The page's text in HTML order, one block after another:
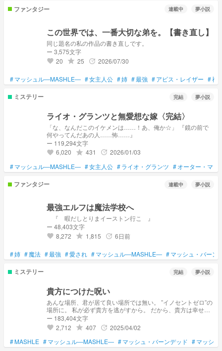
ファンタジー 連載中 夢小説
この世界では、一番大切な弟を。【書き直し】
同じ題名の私の作品の書き直しです。
ー 3,575文字
favorite 20 grade 25 update 2026/07/30
#マッシュル―MASHLE― #女主人公 #姉 #最強 #アビス・レイザー #神
ミステリー 完結 夢小説
ライオ・グランツと無愛想な嫁〈完結〉
「な、なんだこのイケメンは……！あ、俺か☆」 『鏡の前で
何やってんだあの人……怖……』
ー 119,294文字
favorite 6,020 grade 431 update 2026/01/03
#マッシュル―MASHLE― #女主人公 #ライオ・グランツ #オーター・マド
ファンタジー 連載中 夢小説
最強エルフは魔法学校へ
『 暇だしとりまイーストン行こ 』
ー 48,403文字
favorite 8,272 grade 1,815 update 6日前
#姉 #魔法 #最強 #愛され #マッシュル―MASHLE― #マッシュ・バーン
ミステリー 完結 夢小説
貴方につけた呪い
あんな場所、君が居て良い場所では無い。 ‪”‬イノセントゼロ‪”‬の
場所に。 私が必ず貴方を逃がすから。 だから、貴方は幸せに
なってね。 題名を変更させていただきました。 2025/01/05 ︰
ハート1000突破 誠にありがとうございます🙇 2025/04/02 ：
ハート1600突破 誠にありがとうございます🙇 こちらの話は完
結しました。誠にありがとうございました。
ー 183,404文字
favorite 2,712 grade 407 update 2025/04/02
#MASHLE #マッシュル―MASHLE― #マッシュ・バーンデッド #マッシュ